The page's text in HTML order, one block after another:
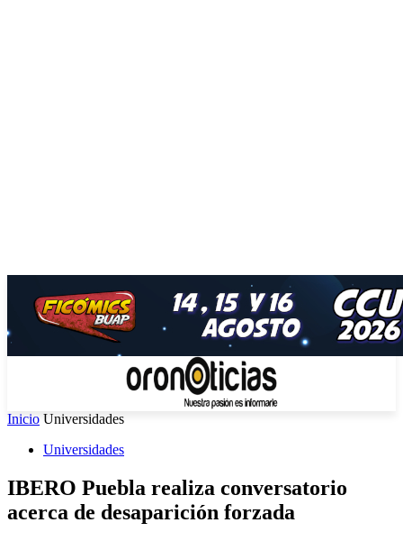
Inicio Universidades
Universidades
IBERO Puebla realiza conversatorio
acerca de desaparición forzada